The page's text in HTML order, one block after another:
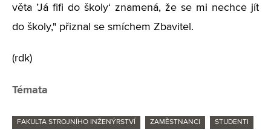
věta ’Já fifi do školy‘ znamená, že se mi nechce jít
do školy," přiznal se smíchem Zbavitel.
(rdk)
Témata
FAKULTA STROJNÍHO INŽENÝRSTVÍ ZAMĚSTNANCI STUDENTI